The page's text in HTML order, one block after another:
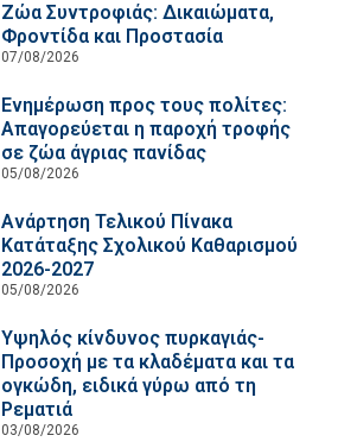
Ζώα Συντροφιάς: Δικαιώματα,
Φροντίδα και Προστασία
07/08/2026
Ενημέρωση προς τους πολίτες:
Απαγορεύεται η παροχή τροφής
σε ζώα άγριας πανίδας
05/08/2026
Ανάρτηση Τελικού Πίνακα
Κατάταξης Σχολικού Καθαρισμού
2026-2027
05/08/2026
Υψηλός κίνδυνος πυρκαγιάς-
Προσοχή με τα κλαδέματα και τα
ογκώδη, ειδικά γύρω από τη
Ρεματιά
03/08/2026